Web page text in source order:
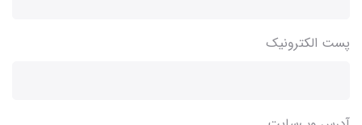
پست الکترونیک